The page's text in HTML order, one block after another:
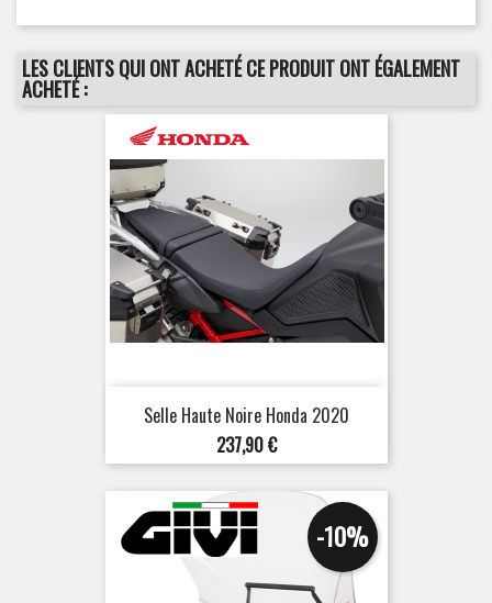
LES CLIENTS QUI ONT ACHETÉ CE PRODUIT ONT ÉGALEMENT
ACHETÉ :
Selle Haute Noire Honda 2020
Prix
237,90 €
-10%